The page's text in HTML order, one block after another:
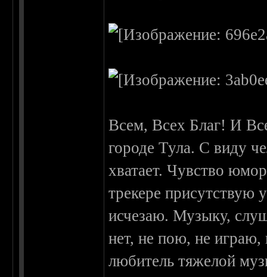
Всем, Всех Благ! И
городе Тула. С виду
хватает. Чувство
трекере присутствую
исчезаю. Музыку,
нет, не пою, не
любитель тяжелой